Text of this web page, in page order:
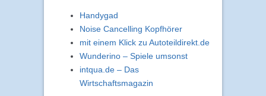
Handygad
Noise Cancelling Kopfhörer
mit einem Klick zu Autoteildirekt.de
Wunderino – Spiele umsonst
intqua.de – Das
Wirtschaftsmagazin